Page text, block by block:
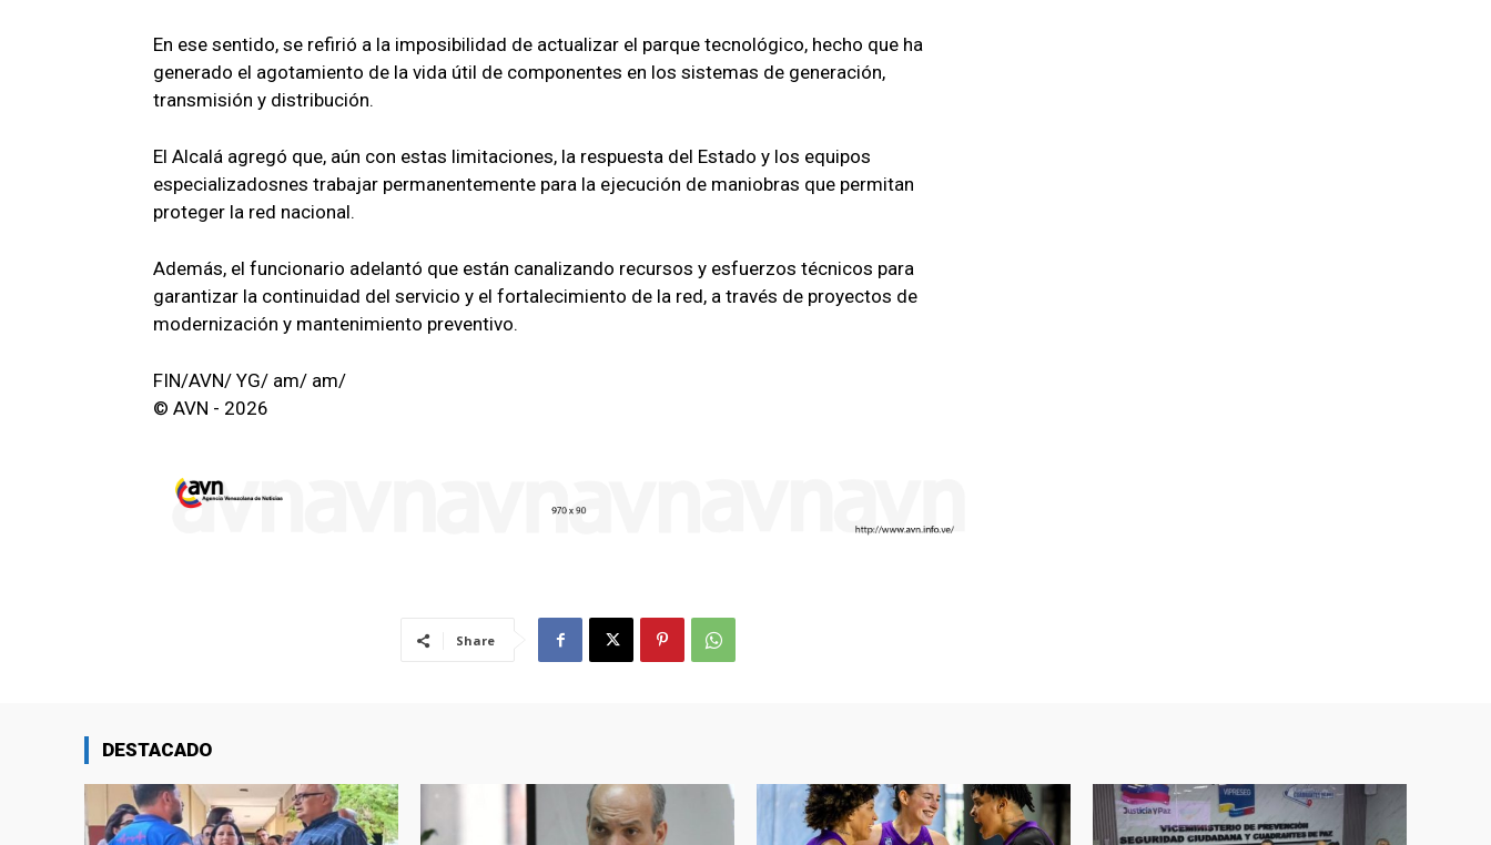
En ese sentido, se refirió a la imposibilidad de actualizar el parque tecnológico, hecho que ha
generado el agotamiento de la vida útil de componentes en los sistemas de generación,
transmisión y distribución.
El Alcalá agregó que, aún con estas limitaciones, la respuesta del Estado y los equipos
especializadosnes trabajar permanentemente para la ejecución de maniobras que permitan
proteger la red nacional.
Además, el funcionario adelantó que están canalizando recursos y esfuerzos técnicos para
garantizar la continuidad del servicio y el fortalecimiento de la red, a través de proyectos de
modernización y mantenimiento preventivo.
FIN/AVN/ YG/ am/ am/
© AVN - 2026
Share
DESTACADO